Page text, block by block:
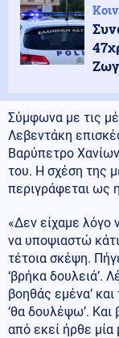
Σύμφωνα με τις
Λεβεντάκη
Βαρύπετρο
του. Η σχέση της
περιγράφεται ως
«Δεν είχαμε λόγο
να υποψιαστώ
τέτοια σκέψη.
‘βρήκα δουλειά’.
βοηθάς εμένα’
‘θα δουλέψω’.
από εκεί ήρθε μία